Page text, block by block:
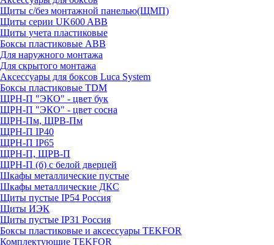
Щиты с/без монтажной панелью(ЩМП)
Щиты серии UK600 ABB
Щиты учета пластиковые
Боксы пластиковые ABB
Для наружного монтажа
Для скрытого монтажа
Аксессуары для боксов Luca System
Боксы пластиковые TDM
ЩРН-П "ЭКО" - цвет бук
ЩРН-П "ЭКО" - цвет сосна
ЩРН-Пм, ЩРВ-Пм
ЩРН-П IP40
ЩРН-П IP65
ЩРН-П, ЩРВ-П
ЩРН-П (б) с белой дверцей
Шкафы металлические пустые
Шкафы металлические ДКС
Щиты пустые IP54 Россия
Щиты ИЭК
Щиты пустые IP31 Россия
Боксы пластиковые и аксессуары TEKFOR
Комплектующие TEKFOR